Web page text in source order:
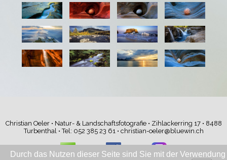
Durch das Nutzen dieser Seite sind Sie mit der Verwendung
Christian Oeler • Natur- & Landschaftsfotografie • Zihlackerring 17 • 8488
Turbenthal • Tel: 052 385 23 61 • christian-oeler@bluewin.ch